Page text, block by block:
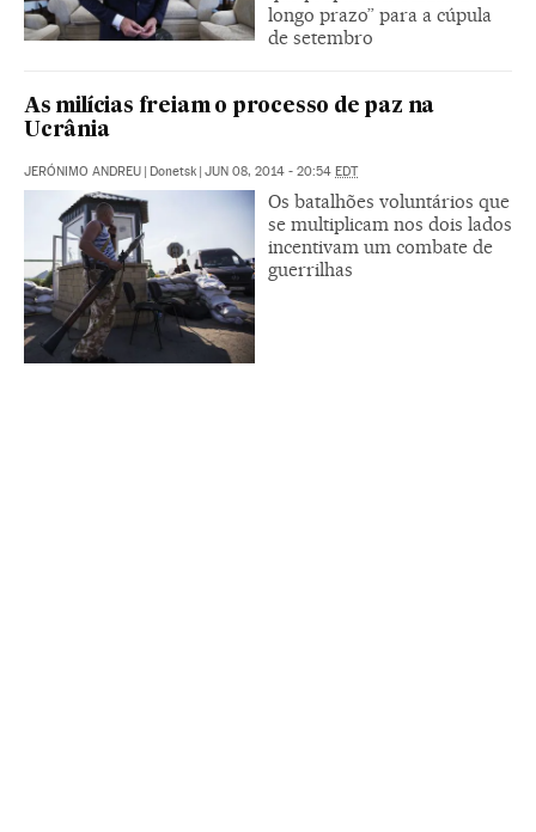
longo prazo” para a cúpula
de setembro
As milícias freiam o processo de paz na
Ucrânia
JERÓNIMO ANDREU Donetsk JUN 08, 2014 - 20:54 EDT
Os batalhões voluntários que
se multiplicam nos dois lados
incentivam um combate de
guerrilhas